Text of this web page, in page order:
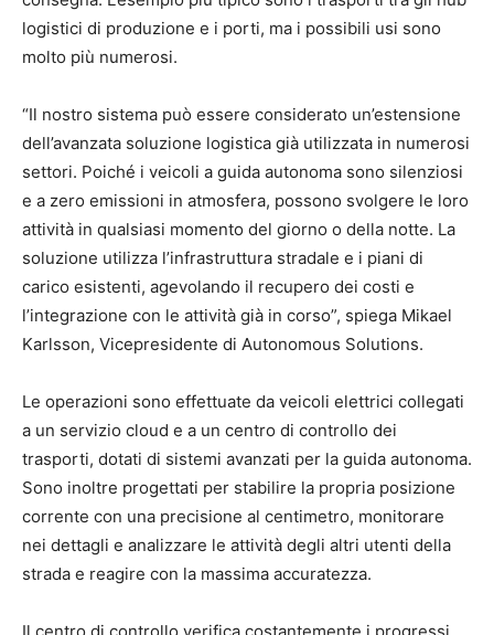
logistici di produzione e i porti, ma i possibili usi sono
molto più numerosi.
“Il nostro sistema può essere considerato un’estensione
dell’avanzata soluzione logistica già utilizzata in numerosi
settori. Poiché i veicoli a guida autonoma sono silenziosi
e a zero emissioni in atmosfera, possono svolgere le loro
attività in qualsiasi momento del giorno o della notte. La
soluzione utilizza l’infrastruttura stradale e i piani di
carico esistenti, agevolando il recupero dei costi e
l’integrazione con le attività già in corso”, spiega Mikael
Karlsson, Vicepresidente di Autonomous Solutions.
Le operazioni sono effettuate da veicoli elettrici collegati
a un servizio cloud e a un centro di controllo dei
trasporti, dotati di sistemi avanzati per la guida autonoma.
Sono inoltre progettati per stabilire la propria posizione
corrente con una precisione al centimetro, monitorare
nei dettagli e analizzare le attività degli altri utenti della
strada e reagire con la massima accuratezza.